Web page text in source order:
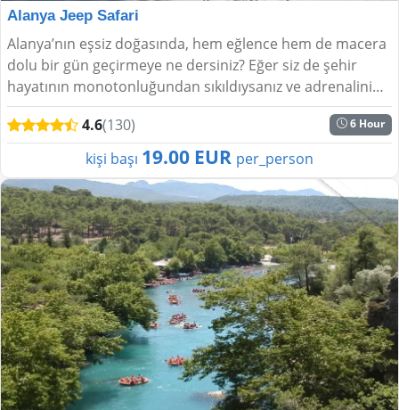
Alanya Jeep Safari
Alanya’nın eşsiz doğasında, hem eğlence hem de macera
dolu bir gün geçirmeye ne dersiniz? Eğer siz de şehir
hayatının monotonluğundan sıkıldıysanız ve adrenalini
bol, doğayla iç içe bir deneyim yaşa...
4.6(130) 6 Hour
kişi başı 19.00 EUR per_person